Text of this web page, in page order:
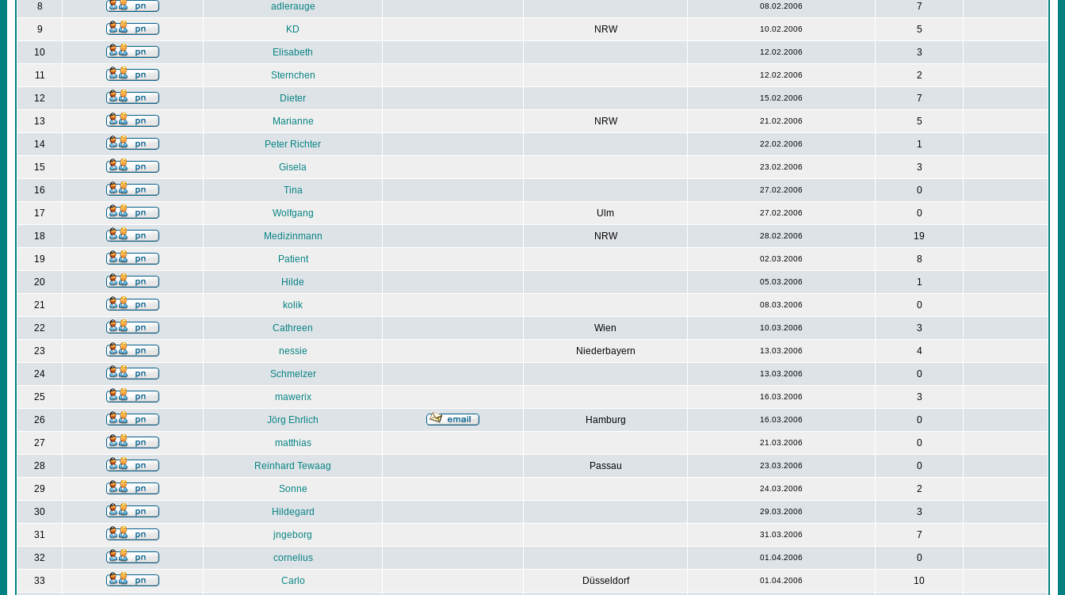
8 adlerauge 08.02.2006 7
9 KD NRW 10.02.2006 5
10 Elisabeth 12.02.2006 3
11 Sternchen 12.02.2006 2
12 Dieter 15.02.2006 7
13 Marianne NRW 21.02.2006 5
14 Peter Richter 22.02.2006 1
15 Gisela 23.02.2006 3
16 Tina 27.02.2006 0
17 Wolfgang Ulm 27.02.2006 0
18 Medizinmann NRW 28.02.2006 19
19 Patient 02.03.2006 8
20 Hilde 05.03.2006 1
21 kolik 08.03.2006 0
22 Cathreen Wien 10.03.2006 3
23 nessie Niederbayern 13.03.2006 4
24 Schmelzer 13.03.2006 0
25 mawerix 16.03.2006 3
26 Jörg Ehrlich Hamburg 16.03.2006 0
27 matthias 21.03.2006 0
28 Reinhard Tewaag Passau 23.03.2006 0
29 Sonne 24.03.2006 2
30 Hildegard 29.03.2006 3
31 jngeborg 31.03.2006 7
32 cornelius 01.04.2006 0
33 Carlo Düsseldorf 01.04.2006 10